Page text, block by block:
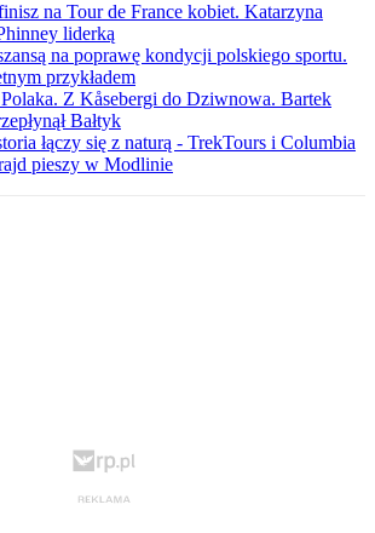
na Tour de France kobiet. Katarzyna
liderką
na poprawę kondycji polskiego sportu.
przykładem
Z Kåsebergi do Dziwnowa. Bartek
Bałtyk
łączy się z naturą - TrekTours i Columbia
pieszy w Modlinie